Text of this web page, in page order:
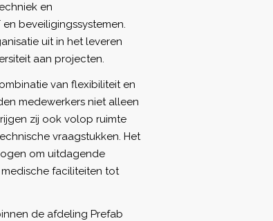
en
beveiligingssystemen.
uit in het leveren
aan projecten.
van flexibiliteit en
medewerkers niet alleen
zij ook volop ruimte
vraagstukken. Het
om uitdagende
faciliteiten tot
de afdeling Prefab